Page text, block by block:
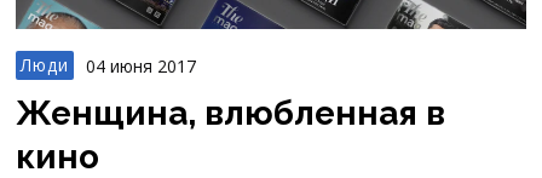
Люди 04 июня 2017
Женщина, влюбленная в
кино